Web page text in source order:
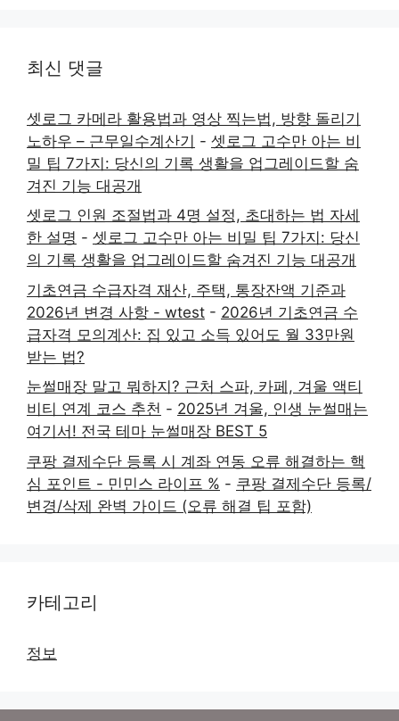
최신 댓글
셋로그 카메라 활용법과 영상 찍는법, 방향 돌리기
노하우 – 근무일수계산기 - 셋로그 고수만 아는 비
밀 팁 7가지: 당신의 기록 생활을 업그레이드할 숨
겨진 기능 대공개
셋로그 인원 조절법과 4명 설정, 초대하는 법 자세
한 설명 - 셋로그 고수만 아는 비밀 팁 7가지: 당신
의 기록 생활을 업그레이드할 숨겨진 기능 대공개
기초연금 수급자격 재산, 주택, 통장잔액 기준과
2026년 변경 사항 - wtest - 2026년 기초연금 수
급자격 모의계산: 집 있고 소득 있어도 월 33만원
받는 법?
눈썰매장 말고 뭐하지? 근처 스파, 카페, 겨울 액티
비티 연계 코스 추천 - 2025년 겨울, 인생 눈썰매는
여기서! 전국 테마 눈썰매장 BEST 5
쿠팡 결제수단 등록 시 계좌 연동 오류 해결하는 핵
심 포인트 - 민민스 라이프 % - 쿠팡 결제수단 등록/
변경/삭제 완벽 가이드 (오류 해결 팁 포함)
카테고리
정보